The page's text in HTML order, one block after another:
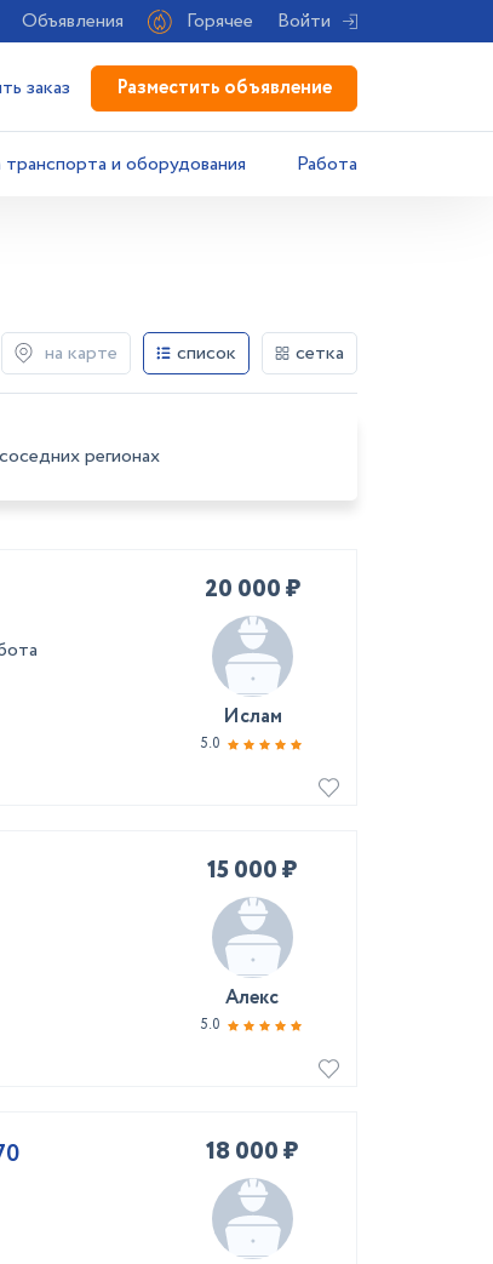
Объявления Горячее Войти
заказ Разместить объявление
и оборудования Работа
на карте список сетка
регионах
20 000 ₽
Ислам
5.0
15 000 ₽
Алекс
5.0
18 000 ₽